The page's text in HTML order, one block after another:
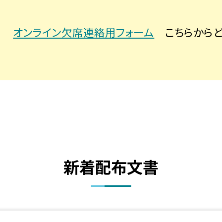
オンライン欠席連絡用フォーム こちらから
新着配布文書